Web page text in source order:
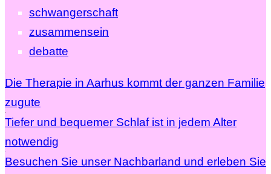
schwangerschaft
zusammensein
debatte
Die Therapie in Aarhus kommt der ganzen Familie
zugute
Tiefer und bequemer Schlaf ist in jedem Alter
notwendig
Besuchen Sie unser Nachbarland und erleben Sie